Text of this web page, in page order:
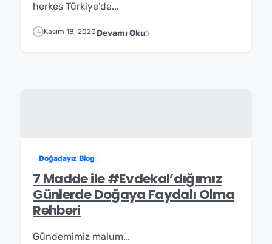
herkes Türkiye’de...
Kasım 18, 2020 Devamı Oku
Doğadayız Blog
7 Madde ile #Evdekal’dığımız
Günlerde Doğaya Faydalı Olma
Rehberi
Gündemimiz malum…